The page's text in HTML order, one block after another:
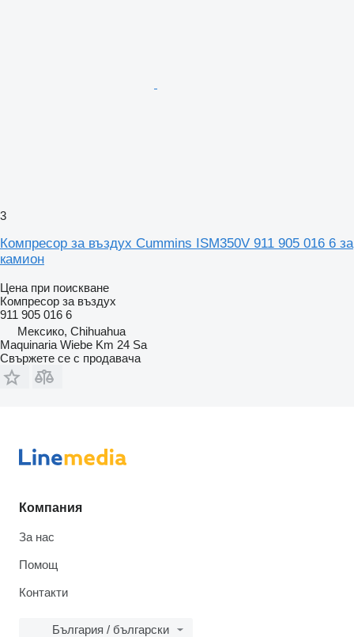
3
Компресор за въздух Cummins ISM350V 911 905 016 6 за
камион
Цена при поискване
Компресор за въздух
911 905 016 6
Мексико, Chihuahua
Maquinaria Wiebe Km 24 Sa
Свържете се с продавача
Компания
За нас
Помощ
Контакти
България / български